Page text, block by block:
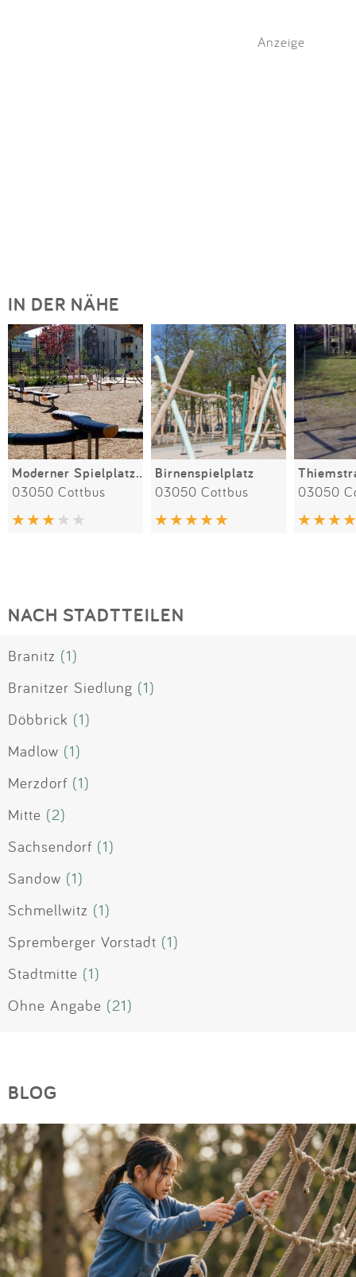
Anzeige
IN DER NÄHE
Moderner Spielplatz in der Weinbergstraße
03050 Cottbus
Birnenspielplatz
03050 Cottbus 03050
NACH STADTTEILEN
Branitz (1)
Branitzer Siedlung (1)
Döbbrick (1)
Madlow (1)
Merzdorf (1)
Mitte (2)
Sachsendorf (1)
Sandow (1)
Schmellwitz (1)
Spremberger Vorstadt (1)
Stadtmitte (1)
Ohne Angabe (21)
BLOG